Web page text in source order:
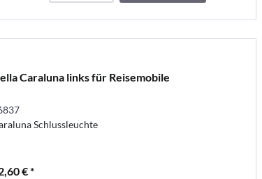
Caraluna links für Reisemobile
Schlussleuchte
€ *